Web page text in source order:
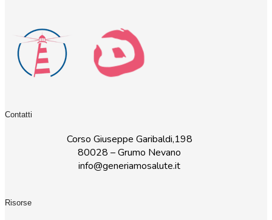
Contatti
Corso Giuseppe Garibaldi,198
80028 – Grumo Nevano
info@generiamosalute.it
Risorse